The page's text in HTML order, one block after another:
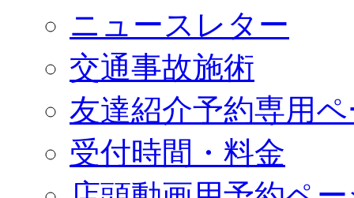
ニュースレター
交通事故施術
友達紹介予約専用
受付時間・料金